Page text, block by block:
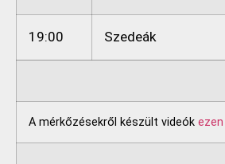
19:00 Szedeák
A mérkőzésekről készült videók